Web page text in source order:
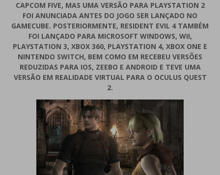
CAPCOM FIVE, MAS UMA VERSÃO PARA PLAYSTATION 2
FOI ANUNCIADA ANTES DO JOGO SER LANÇADO NO
GAMECUBE. POSTERIORMENTE, RESIDENT EVIL 4 TAMBÉM
FOI LANÇADO PARA MICROSOFT WINDOWS, WII,
PLAYSTATION 3, XBOX 360, PLAYSTATION 4, XBOX ONE E
NINTENDO SWITCH, BEM COMO EM RECEBEU VERSÕES
REDUZIDAS PARA IOS, ZEEBO E ANDROID E TEVE UMA
VERSÃO EM REALIDADE VIRTUAL PARA O OCULUS QUEST
2.